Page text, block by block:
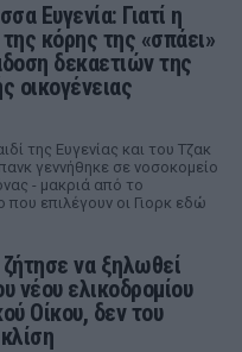
Ευγενία: Γιατί η
κόρης της «σπάει»
δεκαετιών της
οικογένειας
της Ευγενίας και του Τζακ
γεννήθηκε σε νοσοκομείο
- μακριά από το
που επιλέγουν οι Γιορκ εδώ
να ξηλωθεί
νέου ελικοδρομίου
Οίκου, δεν του